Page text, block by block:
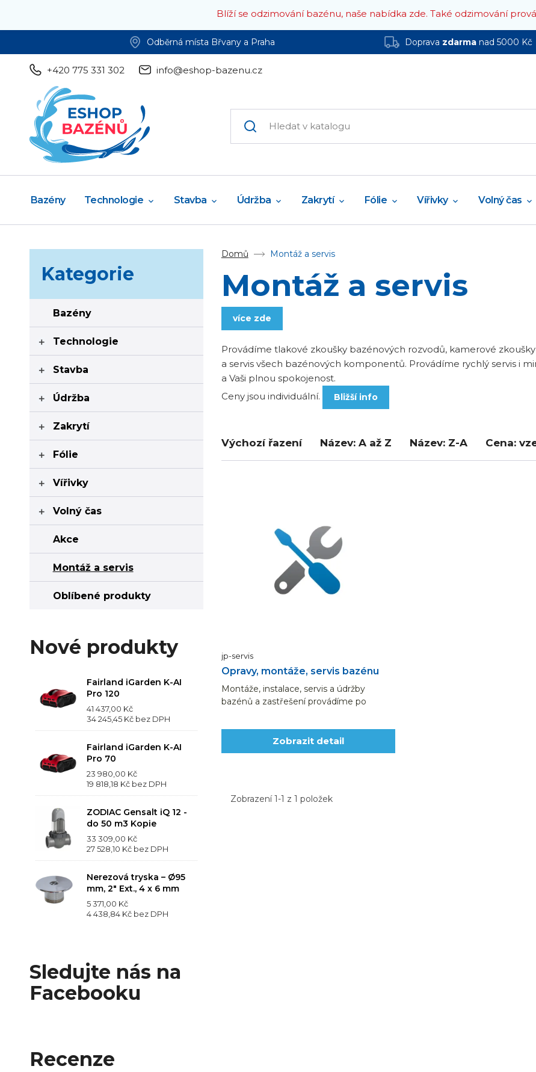
Blíží se odzimování bazénu, naše nabídka zde. Také odzimování
Odběrná místa Břvany a Praha Doprava zdarmanad 5000 Kč
+420 775 331 302 info@eshop-bazenu.cz
Bazény Technologie Stavba Údržba Zakrytí Fólie Vířivky Volný čas
Kategorie
Bazény
Technologie

Stavba

Údržba

Zakrytí

Fólie

Vířivky

Volný čas

Akce
Montáž a servis
Oblíbené produkty
Nové produkty
Fairland iGarden K-AI
Pro 120
41 437,00 Kč
34 245,45 Kč bez DPH
Fairland iGarden K-AI
Pro 70
23 980,00 Kč
19 818,18 Kč bez DPH
ZODIAC Gensalt iQ 12 -
do 50 m3 Kopie
33 309,00 Kč
27 528,10 Kč bez DPH
Nerezová tryska – Ø95
mm, 2" Ext., 4 x 6 mm
5 371,00 Kč
4 438,84 Kč bez DPH
Sledujte nás na
Facebooku
Recenze
Domů Montáž a servis
Montáž a servis
více zde
Provádíme tlakové zkoušky bazénových rozvodů, kamerové
a servis všech bazénových komponentů. Provádíme rychlý servis i
a Vaši plnou spokojenost.
Ceny jsou individuální.
Bližší info
Výchozí řazení Název: A až Z Název: Z-A Cena:
jp-servis
Opravy, montáže, servis bazénu
Montáže, instalace, servis a údržby
bazénů a zastřešení provádíme po
Zobrazit detail
Zobrazení 1-1 z 1 položek